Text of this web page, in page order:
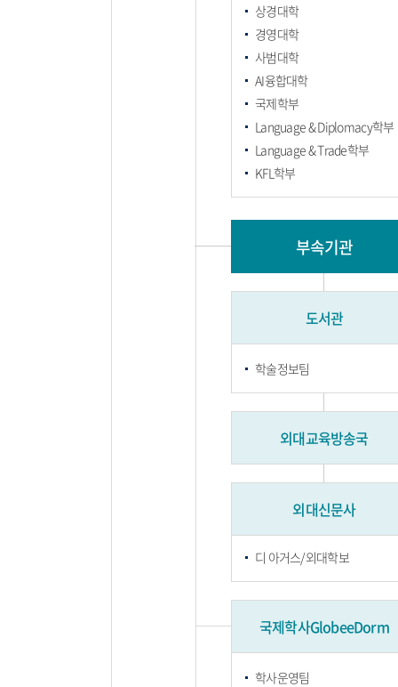
상경대학
경영대학
사범대학
AI융합대학
국제학부
Language & Diplomacy학부
Language & Trade학부
KFL학부
부속기관
도서관
학술정보팀
외대교육방송국
외대신문사
디 아거스/외대학보
국제학사GlobeeDorm
학사운영팀